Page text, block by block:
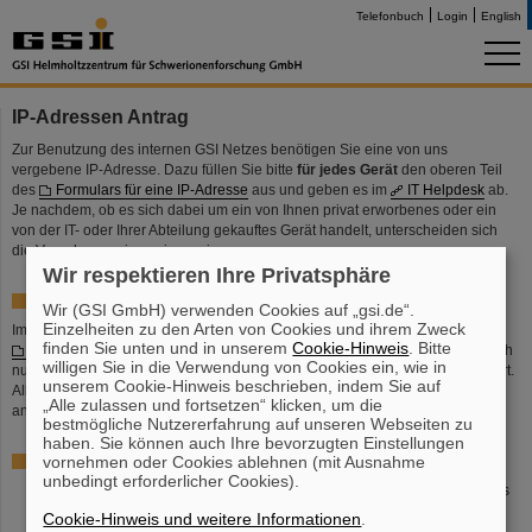
Telefonbuch Login English
IP-Adressen Antrag
Zur Benutzung des internen GSI Netzes benötigen Sie eine von uns
vergebene IP-Adresse. Dazu füllen Sie bitte für jedes Gerät den oberen Teil
des
Formulars für eine IP-Adresse aus und geben es im IT Helpdesk ab.
Je nachdem, ob es sich dabei um ein von Ihnen privat erworbenes oder ein
von der IT- oder Ihrer Abteilung gekauftes Gerät handelt, unterscheiden sich
die Vorgehensweisen ein wenig:
Privates Notebook oder privater PC
Im IT Helpdeskbekommen Sie nach Abgabe des von Ihnen ausgefüllten
Formulars eine IP-Adresse zugeordnet und eingerichtet. Für Gäste, die sich
nur wenige Tage in der GSI aufhalten, ist ein eigener Adressbereich reserviert.
Alle Gäste müssen den Namen eines verantwortlichen Mitarbeiters der GSI
angeben.
Über die IT-Abteilung bestellte Geräte
Hier geben Sie bereits mit der Hardware-Bestellung
ein ausgefülltes
IP-Adressen
Formular im IT Helpdesk
Das Gerät wird von der IT Abteilung betriebsbereit gemacht, bevor es
Wir respektieren Ihre Privatsphäre
Wir (GSI GmbH) verwenden Cookies auf „gsi.de“.
Einzelheiten zu den Arten von Cookies und ihrem Zweck
finden Sie unten und in unseremCookie-Hinweis . Bitte
willigen Sie in die Verwendung von Cookies ein, wie in
unserem Cookie-Hinweis beschrieben, indem Sie auf
„Alle zulassen und fortsetzen“ klicken, um die
bestmögliche Nutzererfahrung auf unseren Webseiten zu
haben. Sie können auch Ihre bevorzugten Einstellungen
vornehmen oder Cookies ablehnen (mit Ausnahme
unbedingt erforderlicher Cookies).
Cookie-Hinweis und weitere Informationen